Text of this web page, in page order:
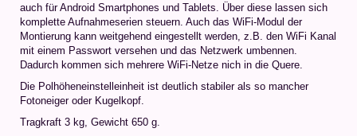
auch für Android Smartphones und Tablets. Über diese lassen sich
komplette Aufnahmeserien steuern. Auch das WiFi-Modul der
Montierung kann weitgehend eingestellt werden, z.B. den WiFi Kanal
mit einem Passwort versehen und das Netzwerk umbennen.
Dadurch kommen sich mehrere WiFi-Netze nich in die Quere.
Die Polhöheneinstelleinheit ist deutlich stabiler als so mancher
Fotoneiger oder Kugelkopf.
Tragkraft 3 kg, Gewicht 650 g.